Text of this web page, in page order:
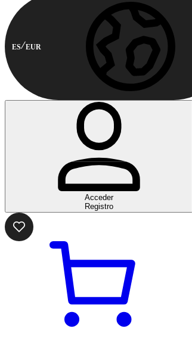
ES EUR
Acceder
Registro